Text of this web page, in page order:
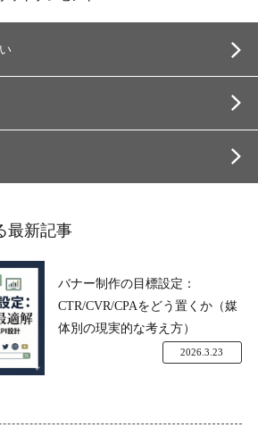
最新記事
バナー制作の目標設定：
CTR/CVR/CPAをどう置くか（媒
体別の現実的な考え方）
2026.3.23